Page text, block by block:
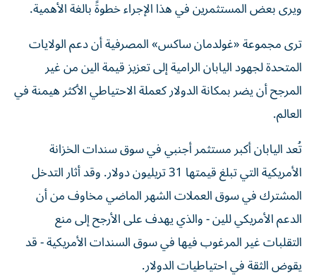
ويرى بعض المستثمرين في هذا الإجراء خطوةً بالغة الأهمية.
ترى مجموعة «غولدمان ساكس» المصرفية أن دعم الولايات
المتحدة لجهود اليابان الرامية إلى تعزيز قيمة الين من غير
المرجح أن يضر بمكانة الدولار كعملة الاحتياطي الأكثر هيمنة في
العالم.
تُعد اليابان أكبر مستثمر أجنبي في سوق سندات الخزانة
الأمريكية التي تبلغ قيمتها 31 تريليون دولار. وقد أثار التدخل
المشترك في سوق العملات الشهر الماضي مخاوف من أن
الدعم الأمريكي للين - والذي يهدف على الأرجح إلى منع
التقلبات غير المرغوب فيها في سوق السندات الأمريكية - قد
يقوض الثقة في احتياطيات الدولار.